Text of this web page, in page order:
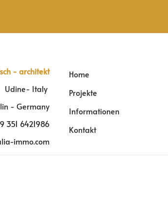
- architekt
Udine- Italy
- Germany
351 6421986
immo.com
Home
Projekte
Informationen
Kontakt